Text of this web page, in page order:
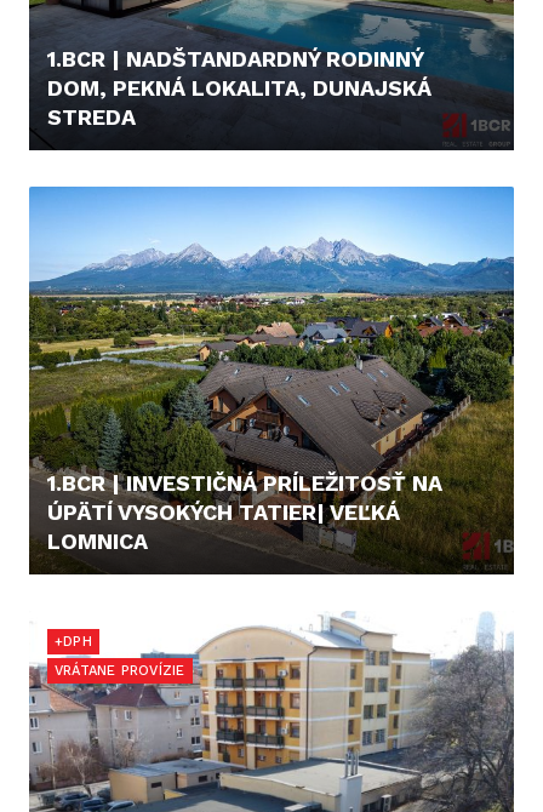
1.BCR | NADŠTANDARDNÝ RODINNÝ
DOM, PEKNÁ LOKALITA, DUNAJSKÁ
STREDA
1.BCR | INVESTIČNÁ PRÍLEŽITOSŤ NA
ÚPÄTÍ VYSOKÝCH TATIER| VEĽKÁ
LOMNICA
+DPH
VRÁTANE PROVÍZIE